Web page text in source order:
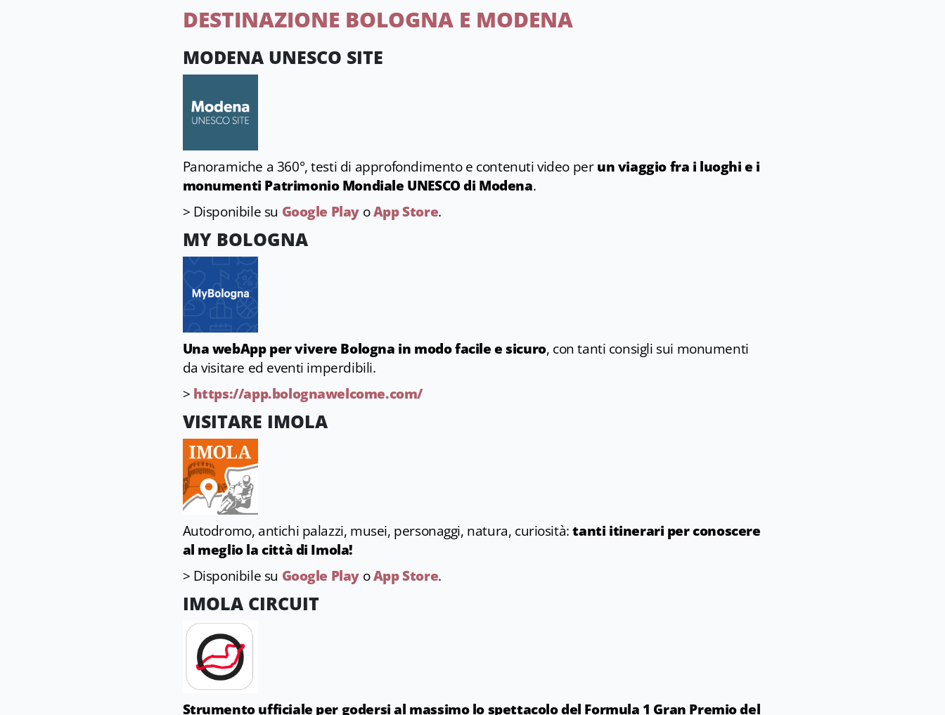
DESTINAZIONE BOLOGNA E MODENA
MODENA UNESCO SITE
Panoramiche a 360°, testi di approfondimento e contenuti video perun viaggio fra i luoghi e i
monumenti Patrimonio Mondiale UNESCO di Modena.
> Disponibile su Google Play oApp Store.
MY BOLOGNA
Una webApp per vivere Bologna in modo facile e sicuro, con tanti consigli sui monumenti
da visitare ed eventi imperdibili.
> https://app.bolognawelcome.com/
VISITARE IMOLA
Autodromo, antichi palazzi, musei, personaggi, natura, curiosità:tanti itinerari per conoscere
al meglio la città di Imola!
> Disponibile su Google Play oApp Store.
IMOLA CIRCUIT
Strumento ufficiale per godersi al massimo lo spettacolo del Formula 1 Gran Premio del